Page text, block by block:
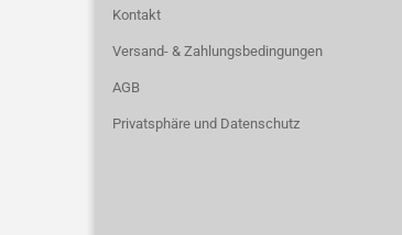
Kontakt
Versand- & Zahlungsbedingungen
AGB
Privatsphäre und Datenschutz